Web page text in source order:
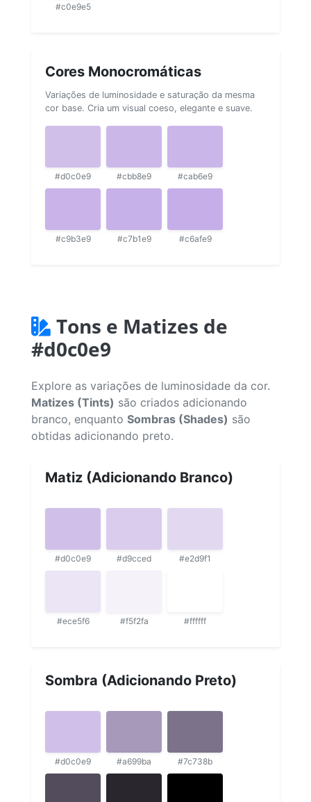
#c0e9e5
Cores Monocromáticas
Variações de luminosidade e saturação da mesma
cor base. Cria um visual coeso, elegante e suave.
#d0c0e9 #cbb8e9 #cab6e9
#c9b3e9 #c7b1e9 #c6afe9
Tons e Matizes de
#d0c0e9
Explore as variações de luminosidade da cor.
Matizes (Tints) são criados adicionando
branco, enquanto Sombras (Shades) são
obtidas adicionando preto.
Matiz (Adicionando Branco)
#d0c0e9 #d9cced #e2d9f1
#ece5f6 #f5f2fa #ffffff
Sombra (Adicionando Preto)
#d0c0e9 #a699ba #7c738b